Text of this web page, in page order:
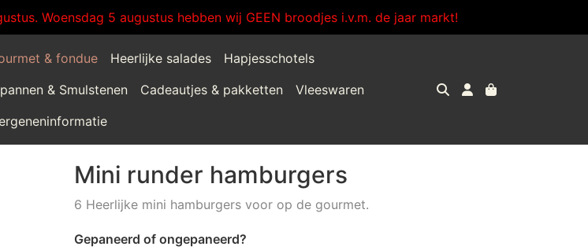
Woensdag 5 augustus hebben wij GEEN broodjes i.v.m. de jaar markt!
& fondue Heerlijke salades
Hapjesschotels
& Smulstenen Cadeautjes & pakketten
Vleeswaren
Mini runder hamburgers
6 Heerlijke mini hamburgers voor op de gourmet.
Gepaneerd of ongepaneerd?